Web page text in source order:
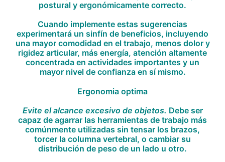
postural y ergonómicamente correcto.
Cuando implemente estas sugerencias
experimentará un sinfín de beneficios, incluyendo
una mayor comodidad en el trabajo, menos dolor y
rigidez articular, más energía, atención altamente
concentrada en actividades importantes y un
mayor nivel de confianza en sí mismo.
Ergonomia optima
Evite el alcance excesivo de objetos. Debe ser
capaz de agarrar las herramientas de trabajo más
comúnmente utilizadas sin tensar los brazos,
torcer la columna vertebral, o cambiar su
distribución de peso de un lado u otro.